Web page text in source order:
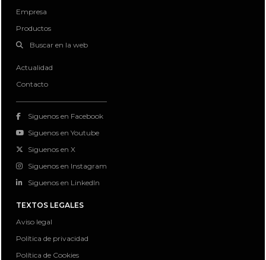
Empresa
Productos
Buscar en la web
Actualidad
Contacto
Siguenos en Facebook
Siguenos en Youtube
Siguenos en X
Siguenos en Instagram
Siguenos en LinkedIn
TEXTOS LEGALES
Aviso legal
Política de privacidad
Política de Cookies